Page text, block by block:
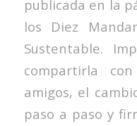
publicada en la
los Diez
Sustentable.
compartirla
amigos, el
paso a paso y